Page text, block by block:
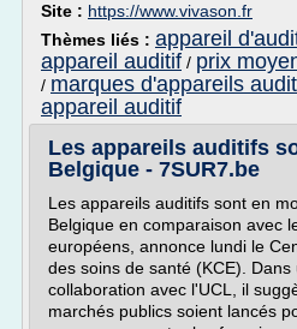
Site : https://www.vivason.fr
Thèmes liés : appareil
appareil auditif / prix
/ marques d'appareils
appareil auditif
Les appareils auditifs
Belgique - 7SUR7.be
Les appareils auditifs sont en
Belgique en comparaison avec
européens, annonce lundi le
des soins de santé (KCE).
collaboration avec l'UCL, il
marchés publics soient lancés